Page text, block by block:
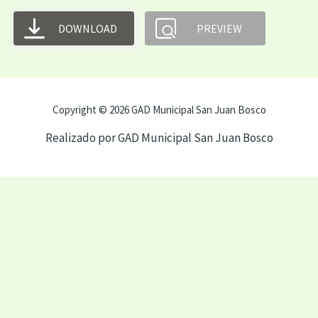
DOWNLOAD PREVIEW
Copyright © 2026 GAD Municipal San Juan Bosco
Realizado por GAD Municipal San Juan Bosco